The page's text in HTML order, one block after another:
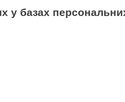
у базах